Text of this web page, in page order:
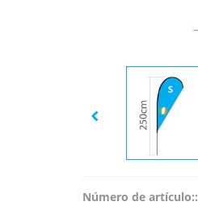
Número de artículo::